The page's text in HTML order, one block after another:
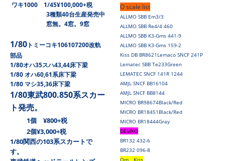
ワキ1000 1/45¥100,000+税
3種類40台生産発売中
窓無。4窓。9窓
1/80 トミーコキ106107200改軌
部品
1/80オハ35スハ43,44床下梁
1/80 オハ60,61系床下梁
1/80 マシ35,36床下梁
1/80東武800.850系スカー
ト発売。
1個 ¥800+税
2個¥3,000+税
1/80関西の103系スカートで
す。
O scale list
ALLMO SBB Em3/3
ALLMO SBB Re4/4 460
ALLMO SBB K3-Gms 441-9
ALLMO SBB K3-Gms 159-2
Kiss DB BR8621 Lemaco SNCF 241P
Lematec SBB Te233Green
LEMATEC SNCF 141R 1244
AMJL SNCF BB16104
AMJL SNCF BB8144
MICRO BR98674Black/Red
MICRO BR18451Black/Red
MICRO BR18444Gray
DEMKO
BR132 432-6
BR232 096-8
Om Kiss